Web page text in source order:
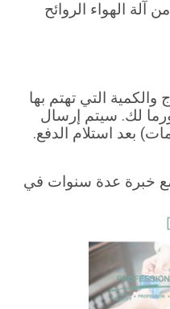
الهواء الروائح
والكمية التي تهتم بها
لك. سيتم إرسال
مع خبرة عدة سنوات في